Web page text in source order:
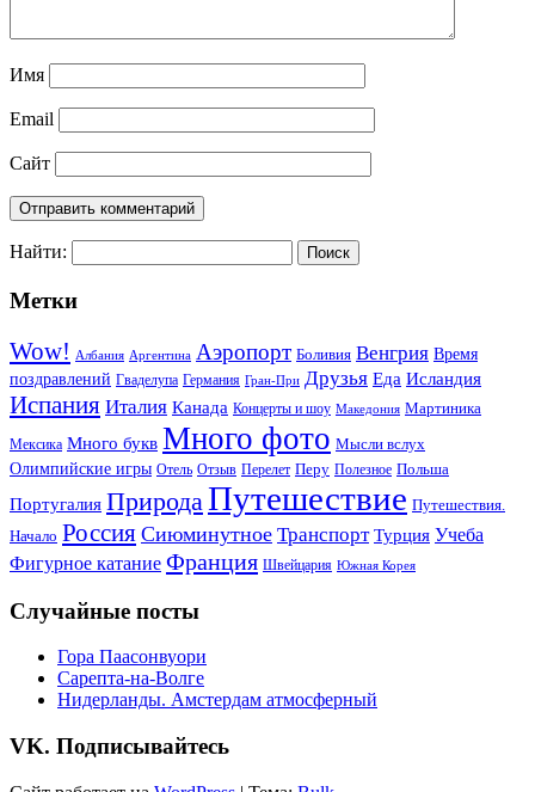
Имя
Email
Сайт
Найти:
Метки
Wow! Албания Аргентина Аэропорт Боливия Венгрия Время
поздравлений Гваделупа Германия Гран-При Друзья Еда Исландия
Испания Италия Канада Концерты и шоу Македония Мартиника
Мексика Много букв Много фото Мысли вслух
Олимпийские игры Отель Отзыв Перелет Перу Полезное Польша
Португалия Природа Путешествие Путешествия.
Начало Россия Сиюминутное Транспорт Турция Учеба
Фигурное катание Франция Швейцария Южная Корея
Случайные посты
Гора Паасонвуори
Сарепта-на-Волге
Нидерланды. Амстердам атмосферный
VK. Подписывайтесь